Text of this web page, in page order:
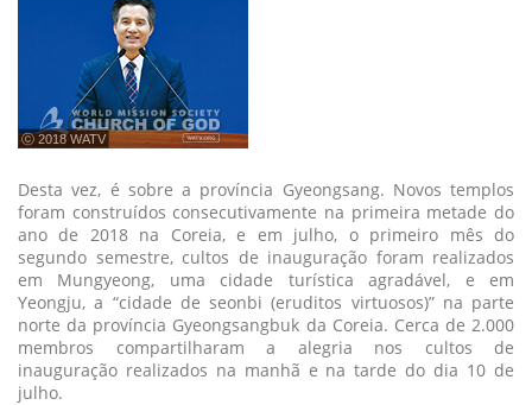
ⓒ 2018 WATV
Desta vez, é sobre a província Gyeongsang. Novos templos
foram construídos consecutivamente na primeira metade do
ano de 2018 na Coreia, e em julho, o primeiro mês do
segundo semestre, cultos de inauguração foram realizados
em Mungyeong, uma cidade turística agradável, e em
Yeongju, a “cidade de seonbi (eruditos virtuosos)” na parte
norte da província Gyeongsangbuk da Coreia. Cerca de 2.000
membros compartilharam a alegria nos cultos de
inauguração realizados na manhã e na tarde do dia 10 de
julho.